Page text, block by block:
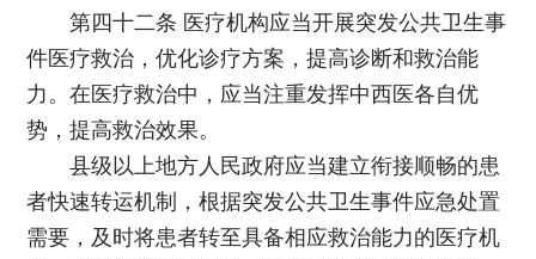
第四十二条 医疗机构应当开展突发公共卫生事
件医疗救治，优化诊疗方案，提高诊断和救治能
力。在医疗救治中，应当注重发挥中西医各自优
势，提高救治效果。
县级以上地方人民政府应当建立衔接顺畅的患
者快速转运机制，根据突发公共卫生事件应急处置
需要，及时将患者转至具备相应救治能力的医疗机